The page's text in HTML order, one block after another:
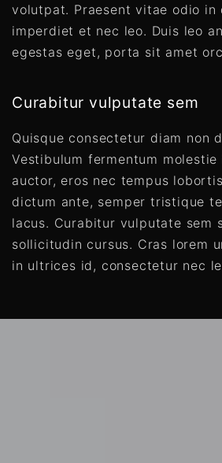
volutpat. Praesent vitae odio in
imperdiet et nec leo. Duis leo
egestas eget, porta sit amet
Curabitur vulputate sem
Quisque consectetur diam non
Vestibulum fermentum
auctor, eros nec tempus
dictum ante, semper tristique
lacus. Curabitur vulputate sem
sollicitudin cursus. Cras lorem
in ultrices id, consectetur nec